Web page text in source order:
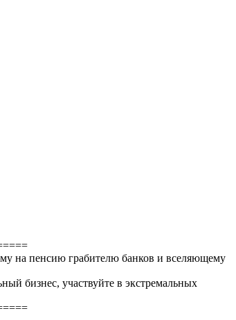
на пенсию грабителю банков и вселяющему
бизнес, участвуйте в экстремальных